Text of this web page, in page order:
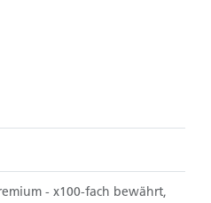
- x100-fach bewährt,